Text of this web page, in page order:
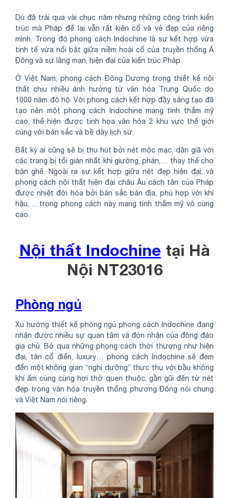
Dù đã trải qua vài chục năm nhưng những công trình kiến
trúc mà Pháp để lại vẫn rất kiên cố và vẻ đẹp của riêng
mình. Trong đó phong cách Indochine là sự kết hợp vừa
tinh tế vừa nổi bật giữa niềm hoài cổ của truyền thống Á
Đông và sự lãng mạn, hiện đại của kiến trúc Pháp.
Ở Việt Nam, phong cách Đông Dương trong thiết kế nội
thất chịu nhiều ảnh hưởng từ văn hóa Trung Quốc do
1000 năm đô hộ. Với phong cách kết hợp đầy sáng tạo đã
tạo nên một phong cách Indochine mang tính thẩm mỹ
cao, thể hiện được tinh hoa văn hóa 2 khu vực thế giới
cùng với bản sắc và bề dày lịch sử.
Bất kỳ ai cũng sẽ bị thu hút bởi nét mộc mạc, dân giã với
các trang bị tối giản nhất khi giường, phản,… thay thế cho
bàn ghế. Ngoài ra sự kết hợp giữa nét đẹp hiện đại, và
phong cách nội thất hiện đại châu Âu cách tân của Pháp
được nhiệt đới hóa bởi bản sắc bản địa, phù hợp với khí
hậu, …trong phong cách này mang tính thẩm mỹ vô cùng
cao.
Nội thất Indochine tại Hà
Nội NT23016
Phòng ngủ
Xu hướng thiết kế phòng ngủ phong cách Indochine đang
nhận được nhiều sự quan tâm và đón nhận của đông đảo
gia chủ. Bỏ qua những phong cách thời thượng như hiện
đại, tân cổ điển, luxury… phong cách Indochine sẽ đem
đến một không gian “nghỉ dưỡng” thực thụ với bầu không
khí ấm cúng cùng hơi thở quen thuộc, gần gũi đến từ nét
đẹp trong văn hóa truyền thống phương Đông nói chung
và Việt Nam nói riêng.